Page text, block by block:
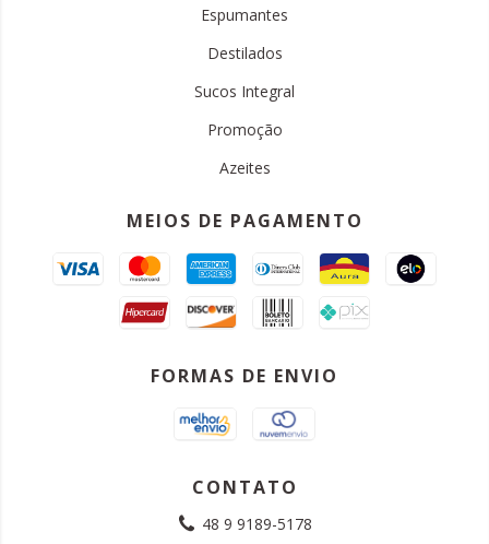
Espumantes
Destilados
Sucos Integral
Promoção
Azeites
MEIOS DE PAGAMENTO
FORMAS DE ENVIO
CONTATO
48 9 9189-5178